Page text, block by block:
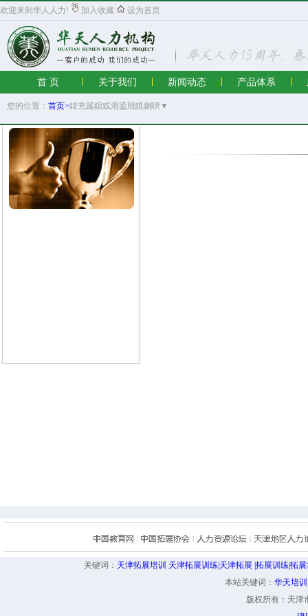
欢迎来到华人人力! 加入收藏 设为首页
首 页 关于我们 新闻动态 产品体系
您的位置： 首页>鍏充簬鎴戜滑鍙戝睍鍘嗙▼
关键词： 天津拓展培训 天津拓展训练|天津拓展 |拓展训练|拓
本站关键词： 华天培训
版权所有：天津